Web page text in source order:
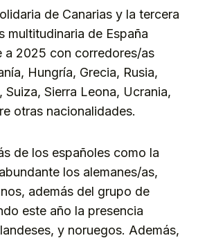
de Canarias y la tercera
multitudinaria de España
a 2025 con corredores/as
Hungría, Grecia, Rusia,
Suiza, Sierra Leona, Ucrania,
otras nacionalidades.
de los españoles como la
los alemanes/as,
además del grupo de
este año la presencia
y noruegos. Además,